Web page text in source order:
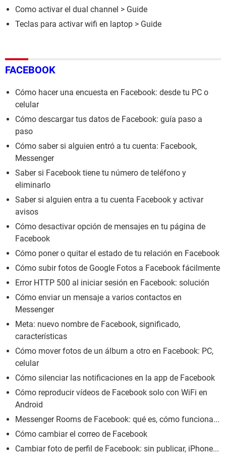
Como activar el dual channel > Guide
Teclas para activar wifi en laptop > Guide
FACEBOOK
Cómo hacer una encuesta en Facebook: desde tu PC o
celular
Cómo descargar tus datos de Facebook: guía paso a
paso
Cómo saber si alguien entró a tu cuenta: Facebook,
Messenger
Saber si Facebook tiene tu número de teléfono y
eliminarlo
Saber si alguien entra a tu cuenta Facebook y activar
avisos
Cómo desactivar opción de mensajes en tu página de
Facebook
Cómo poner o quitar el estado de tu relación en Facebook
Cómo subir fotos de Google Fotos a Facebook fácilmente
Error HTTP 500 al iniciar sesión en Facebook: solución
Cómo enviar un mensaje a varios contactos en
Messenger
Meta: nuevo nombre de Facebook, significado,
características
Cómo mover fotos de un álbum a otro en Facebook: PC,
celular
Cómo silenciar las notificaciones en la app de Facebook
Cómo reproducir vídeos de Facebook solo con WiFi en
Android
Messenger Rooms de Facebook: qué es, cómo funciona...
Cómo cambiar el correo de Facebook
Cambiar foto de perfil de Facebook: sin publicar, iPhone...